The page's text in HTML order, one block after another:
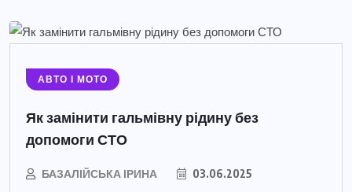
АВТО І МОТО
Як замінити гальмівну рідину без
допомоги СТО
БАЗАЛІЙСЬКА ІРИНА 03.06.2025